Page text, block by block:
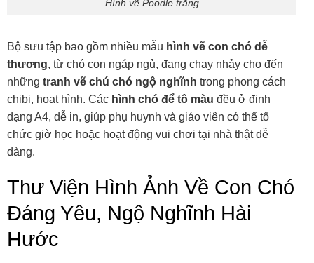
Hình vẽ Poodle trắng
Bộ sưu tập bao gồm nhiều mẫu hình vẽ con chó dễ
thương, từ chó con ngáp ngủ, đang chạy nhảy cho đến
những tranh vẽ chú chó ngộ nghĩnh trong phong cách
chibi, hoạt hình. Các hình chó để tô màu đều ở định
dạng A4, dễ in, giúp phụ huynh và giáo viên có thể tổ
chức giờ học hoặc hoạt động vui chơi tại nhà thật dễ
dàng.
Thư Viện Hình Ảnh Về Con Chó
Đáng Yêu, Ngộ Nghĩnh Hài
Hước